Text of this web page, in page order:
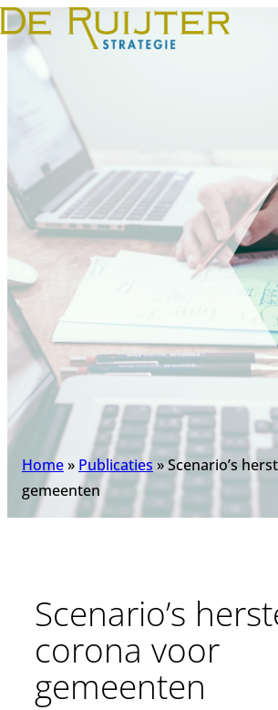
Home» Publicaties »Scenario’s
gemeenten
Scenario’s
corona voor
gemeenten